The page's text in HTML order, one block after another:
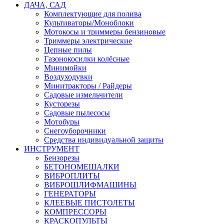
ДАЧА, САД
Комплектующие для полива
Культиваторы/Моноблоки
Мотокосы и триммеры бензиновые
Триммеры электрические
Цепные пилы
Газонокосилки колёсные
Минимойки
Воздуходувки
Минитракторы / Райдеры
Садовые измельчители
Кусторезы
Садовые пылесосы
Мотобуры
Снегоуборочники
Средства индивидуальной защиты
ИНСТРУМЕНТ
Бензорезы
БЕТОНОМЕШАЛКИ
ВИБРОПЛИТЫ
ВИБРОШЛИФМАШИНЫ
ГЕНЕРАТОРЫ
КЛЕЕВЫЕ ПИСТОЛЕТЫ
КОМПРЕССОРЫ
КРАСКОПУЛЬТЫ